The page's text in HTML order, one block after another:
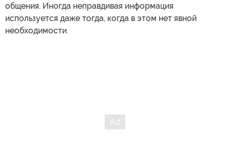
общения. Иногда неправдивая информация
используется даже тогда, когда в этом нет явной
необходимости.